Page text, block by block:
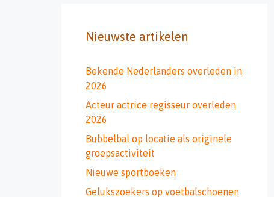
Nieuwste artikelen
Bekende Nederlanders overleden in
2026
Acteur actrice regisseur overleden
2026
Bubbelbal op locatie als originele
groepsactiviteit
Nieuwe sportboeken
Gelukszoekers op voetbalschoenen